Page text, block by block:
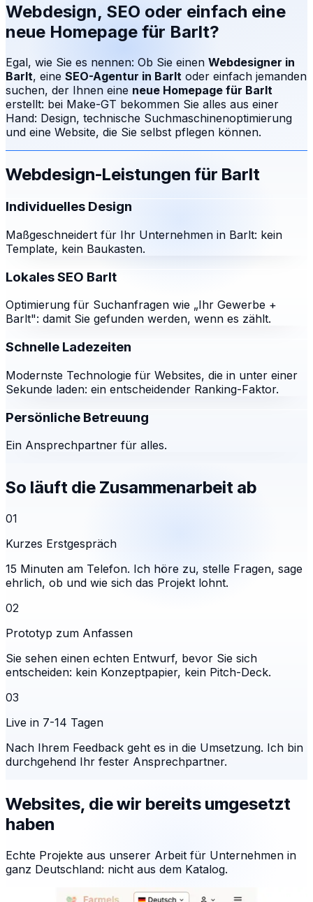
Webdesign, SEO oder einfach eine
neue Homepage für Barlt?
Egal, wie Sie es nennen: Ob Sie einen Webdesigner in
Barlt, eine SEO-Agentur in Barlt oder einfach jemanden
suchen, der Ihnen eine neue Homepage für Barlt
erstellt: bei Make-GT bekommen Sie alles aus einer
Hand: Design, technische Suchmaschinenoptimierung
und eine Website, die Sie selbst pflegen können.
Webdesign-Leistungen für Barlt
Individuelles Design
Maßgeschneidert für Ihr Unternehmen in Barlt: kein
Template, kein Baukasten.
Lokales SEO Barlt
Optimierung für Suchanfragen wie „Ihr Gewerbe +
Barlt": damit Sie gefunden werden, wenn es zählt.
Schnelle Ladezeiten
Modernste Technologie für Websites, die in unter einer
Sekunde laden: ein entscheidender Ranking-Faktor.
Persönliche Betreuung
Ein Ansprechpartner für alles.
So läuft die Zusammenarbeit ab
01
Kurzes Erstgespräch
15 Minuten am Telefon. Ich höre zu, stelle Fragen, sage
ehrlich, ob und wie sich das Projekt lohnt.
02
Prototyp zum Anfassen
Sie sehen einen echten Entwurf, bevor Sie sich
entscheiden: kein Konzeptpapier, kein Pitch-Deck.
03
Live in 7-14 Tagen
Nach Ihrem Feedback geht es in die Umsetzung. Ich bin
durchgehend Ihr fester Ansprechpartner.
Websites, die wir bereits umgesetzt
haben
Echte Projekte aus unserer Arbeit für Unternehmen in
ganz Deutschland: nicht aus dem Katalog.